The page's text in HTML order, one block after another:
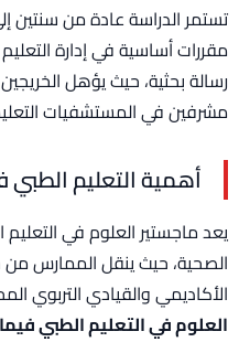
تستمر الدراسة عادة من سنتين
مقررات أساسية في إدارة التعليم
رسالة بحثية، حيث يؤهل
مشرفين في المستشفيات
أهمية التعليم
يعد ماجستير العلوم في التعليم
الصحية، حيث ينقل الممارس من
الأكاديمي والقيادي التربوي
العلوم في التعليم الطبي فيما